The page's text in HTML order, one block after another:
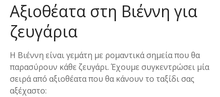
Αξιοθέατα στη Βιέννη για
ζευγάρια
Η Βιέννη είναι γεμάτη με ρομαντικά σημεία που θα
παρασύρουν κάθε ζευγάρι. Έχουμε συγκεντρώσει μία
σειρά από αξιοθέατα που θα κάνουν το ταξίδι σας
αξέχαστο: